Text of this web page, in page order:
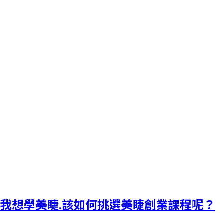
我想學美睫.該如何挑選美睫創業課程呢？